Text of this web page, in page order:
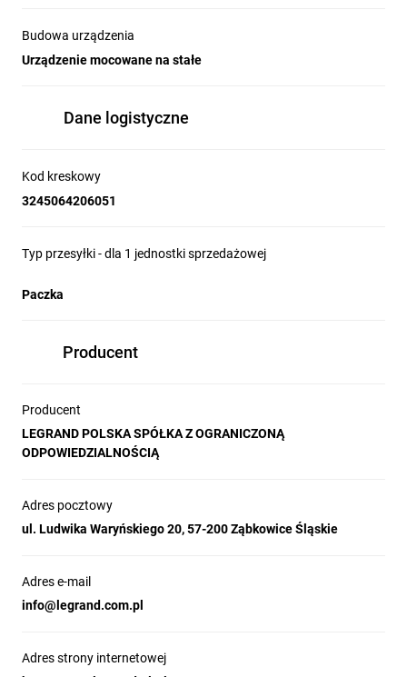
Budowa urządzenia
Urządzenie mocowane na stałe
Dane logistyczne
Kod kreskowy
3245064206051
Typ przesyłki - dla 1 jednostki sprzedażowej
Paczka
Producent
Producent
LEGRAND POLSKA SPÓŁKA Z OGRANICZONĄ
ODPOWIEDZIALNOŚCIĄ
Adres pocztowy
ul. Ludwika Waryńskiego 20, 57-200 Ząbkowice Śląskie
Adres e-mail
info@legrand.com.pl
Adres strony internetowej